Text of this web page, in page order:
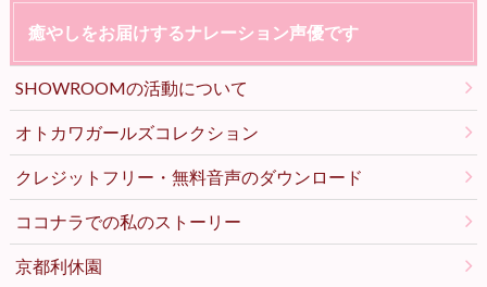
癒やしをお届けするナレーション声優です
SHOWROOMの活動について
オトカワガールズコレクション
クレジットフリー・無料音声のダウンロード
ココナラでの私のストーリー
京都利休園